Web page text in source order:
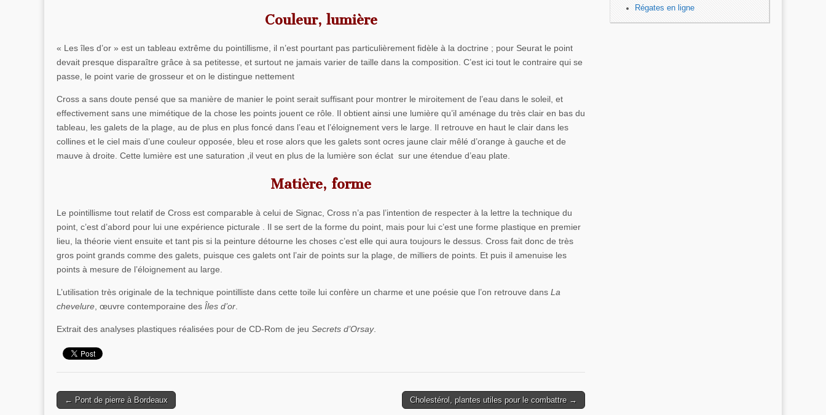
Couleur, lumière
« Les îles d’or » est un tableau extrême du pointillisme, il n’est pourtant pas particulièrement fidèle à la doctrine ; pour Seurat le point
devait presque disparaître grâce à sa petitesse, et surtout ne jamais varier de taille dans la composition. C’est ici tout le contraire qui se
passe, le point varie de grosseur et on le distingue nettement
Cross a sans doute pensé que sa manière de manier le point serait suffisant pour montrer le miroitement de l’eau dans le soleil, et
effectivement sans une mimétique de la chose les points jouent ce rôle. Il obtient ainsi une lumière qu’il aménage du très clair en bas du
tableau, les galets de la plage, au de plus en plus foncé dans l’eau et l’éloignement vers le large. Il retrouve en haut le clair dans les
collines et le ciel mais d’une couleur opposée, bleu et rose alors que les galets sont ocres jaune clair mêlé d’orange à gauche et de
mauve à droite. Cette lumière est une saturation ,il veut en plus de la lumière son éclat sur une étendue d’eau plate.
Matière, forme
Le pointillisme tout relatif de Cross est comparable à celui de Signac, Cross n’a pas l’intention de respecter à la lettre la technique du
point, c’est d’abord pour lui une expérience picturale . Il se sert de la forme du point, mais pour lui c’est une forme plastique en premier
lieu, la théorie vient ensuite et tant pis si la peinture détourne les choses c’est elle qui aura toujours le dessus. Cross fait donc de très
gros point grands comme des galets, puisque ces galets ont l’air de points sur la plage, de milliers de points. Et puis il amenuise les
points à mesure de l’éloignement au large.
L’utilisation très originale de la technique pointilliste dans cette toile lui confère un charme et une poésie que l’on retrouve dans La
chevelure , œuvre contemporaine des Îles d’or
Extrait des analyses plastiques réalisées pour de CD-Rom de jeu Secrets d’Orsay.
Post navigation
← Pont de pierre à Bordeaux Cholestérol, plantes utiles pour le combattre →
Régates en ligne